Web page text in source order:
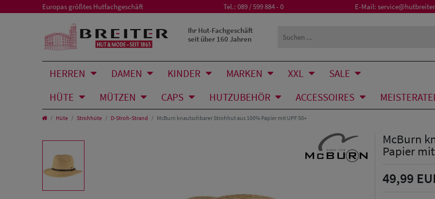
Europas größtes Hutfachgeschäft Tel.: 089 / 599 884 - 0 E-Mail:
Ihr Hut-Fachgeschäft
seit über 160 Jahren
HERREN DAMEN KINDER MARKEN XXL
SALE
HÜTE
MÜTZEN CAPS HUTZUBEHÖR ACCESSOIRES
Hüte Strohhüte D-Stroh-Strand McBurn knautschbarer Strohhut aus 100% Papier mit UPF 50+
McBurn
Papier
49,99